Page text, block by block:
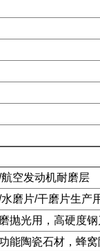
空发动机耐磨层
磨片/干磨片生产
抛光用，高硬度
能陶瓷石材，蜂